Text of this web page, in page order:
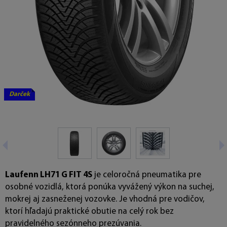
Darček
Laufenn LH71 G FIT 4S je celoročná pneumatika pre
osobné vozidlá, ktorá ponúka vyvážený výkon na suchej,
mokrej aj zasneženej vozovke. Je vhodná pre vodičov,
ktorí hľadajú praktické obutie na celý rok bez
pravidelného sezónneho prezúvania.